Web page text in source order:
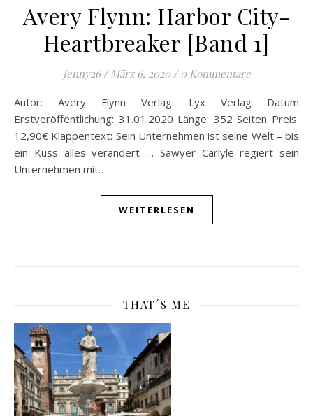
Avery Flynn: Harbor City-
Heartbreaker [Band 1]
Jenny26 / März 6, 2020 / 0 Kommentare
Autor: Avery Flynn Verlag: Lyx Verlag Datum
Erstveröffentlichung: 31.01.2020 Länge: 352 Seiten Preis:
12,90€ Klappentext: Sein Unternehmen ist seine Welt – bis
ein Kuss alles verändert … Sawyer Carlyle regiert sein
Unternehmen mit…
WEITERLESEN
THAT´S ME